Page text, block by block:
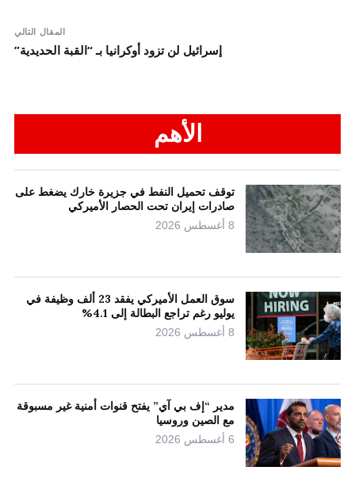
المقال التالي
إسرائيل لن تزود أوكرانيا بـ “القبة الحديدية”
الأهم
توقف تحميل النفط في جزيرة خارك يضغط على
صادرات إيران تحت الحصار الأميركي
8 أغسطس 2026
سوق العمل الأميركي يفقد 23 ألف وظيفة في
يوليو رغم تراجع البطالة إلى 4.1%
8 أغسطس 2026
مدير “إف بي آي” يفتح قنوات أمنية غير مسبوقة
مع الصين وروسيا
6 أغسطس 2026